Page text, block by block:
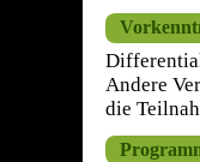
Andere
die